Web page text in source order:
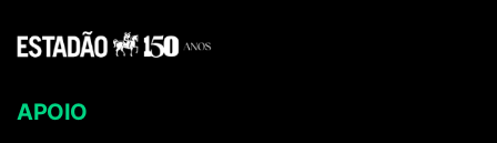
APOIO